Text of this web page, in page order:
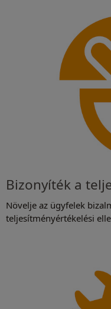
Bizonyíték a
Növelje az ügyfelek
teljesítményértékelési